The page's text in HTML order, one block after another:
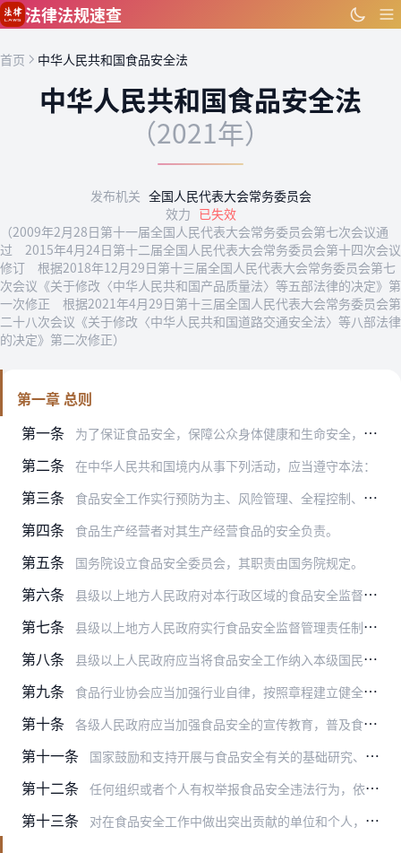
跳到主要内容
法律法规速查
首页 中华人民共和国食品安全法
中华人民共和国食品安全法
（2021年）
发布机关 全国人民代表大会常务委员会
效力 已失效
（2009年2月28日第十一届全国人民代表大会常务委员会第七次会议通
过 2015年4月24日第十二届全国人民代表大会常务委员会第十四次会议
修订 根据2018年12月29日第十三届全国人民代表大会常务委员会第七
次会议《关于修改〈中华人民共和国产品质量法〉等五部法律的决定》第
一次修正 根据2021年4月29日第十三届全国人民代表大会常务委员会第
二十八次会议《关于修改〈中华人民共和国道路交通安全法〉等八部法律
的决定》第二次修正）
第一章 总则
第一条
为了保证食品安全，保障公众身体健康和生命安全，制定本法。
第二条 在中华人民共和国境内从事下列活动，应当遵守本法：
第三条 食品安全工作实行预防为主、风险管理、全程控制、社会共治，建立科学、严格的监督管理制度。
第四条 食品生产经营者对其生产经营食品的安全负责。
第五条 国务院设立食品安全委员会，其职责由国务院规定。
第六条 县级以上地方人民政府对本行政区域的食品安全监督管理工作负责，统一领导、组织、协调本行政区域的食品安全监督管理工作以及食品安全突发事件应对工作，建立健全食品安全全…
第七条 县级以上地方人民政府实行食品安全监督管理责任制。上级人民政府负责对下一级人民政府的食品安全监督管理工作进行评议、考核。县级以上地方人民政府负责对本级食品安全监督…
第八条 县级以上人民政府应当将食品安全工作纳入本级国民经济和社会发展规划，将食品安全工作经费列入本级政府财政预算，加强食品安全监督管理能力建设，为食品安全工作提供保障。
第九条 食品行业协会应当加强行业自律，按照章程建立健全行业规范和奖惩机制，提供食品安全信息、技术等服务，引导和督促食品生产经营者依法生产经营，推动行业诚信建设，宣传、普…
第十条 各级人民政府应当加强食品安全的宣传教育，普及食品安全知识，鼓励社会组织、基层群众性自治组织、食品生产经营者开展食品安全法律、法规以及食品安全标准和知识的普及工作…
第十一条 国家鼓励和支持开展与食品安全有关的基础研究、应用研究，鼓励和支持食品生产经营者为提高食品安全水平采用先进技术和先进管理规范。
第十二条 任何组织或者个人有权举报食品安全违法行为，依法向有关部门了解食品安全信息，对食品安全监督管理工作提出意见和建议。
第十三条 对在食品安全工作中做出突出贡献的单位和个人，按照国家有关规定给予表彰、奖励。